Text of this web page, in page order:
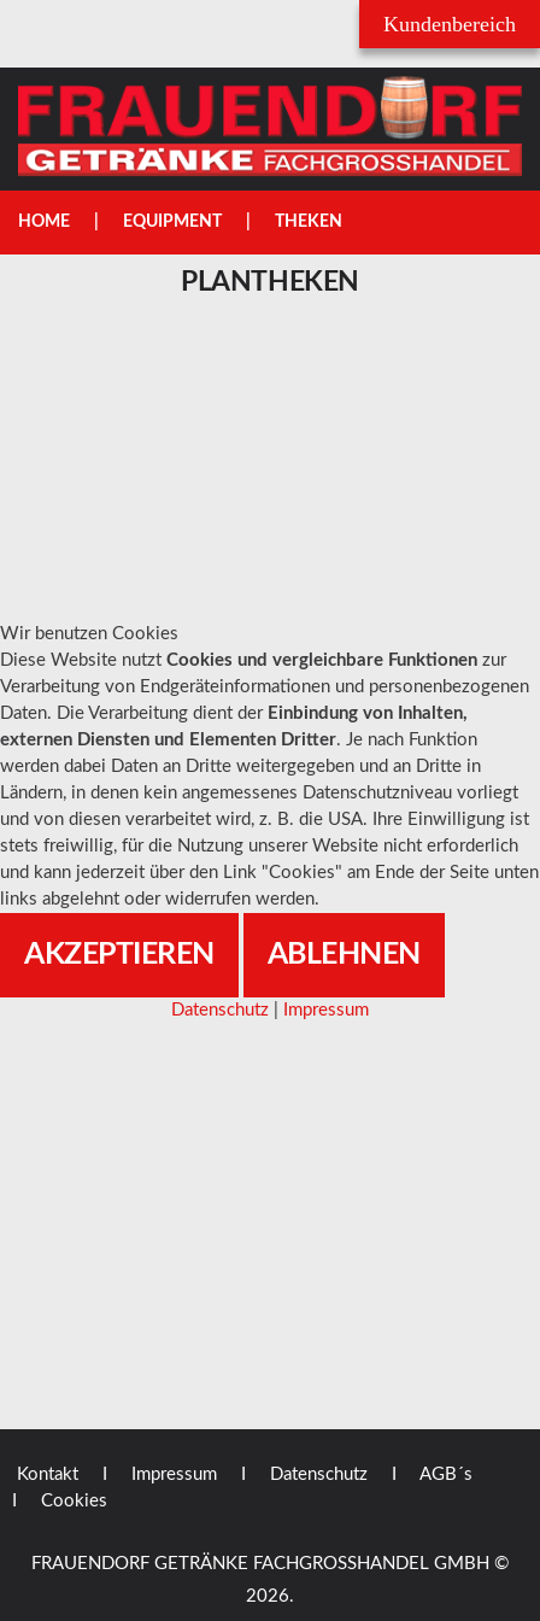
HOME EQUIPMENT THEKEN
PLANTHEKEN
Kontakt I Impressum I Datenschutz
I AGB´s
I Cookies
FRAUENDORF GETRÄNKE FACHGROSSHANDEL GMBH
©
2026
Passwort
Wir benutzen Cookies
Diese Website nutzt Cookies und vergleichbare Funktionen zur
Verarbeitung von Endgeräteinformationen und personenbezogenen
Daten. Die Verarbeitung dient der Einbindung von Inhalten,
externen Diensten und Elementen Dritter. Je nach Funktion
werden dabei Daten an Dritte weitergegeben und an Dritte in
Ländern, in denen kein angemessenes Datenschutzniveau vorliegt
und von diesen verarbeitet wird, z. B. die USA. Ihre Einwilligung ist
stets freiwillig, für die Nutzung unserer Website nicht erforderlich
und kann jederzeit über den Link "Cookies" am Ende der Seite unten
links abgelehnt oder widerrufen werden.
AKZEPTIEREN ABLEHNEN
Datenschutz Impressum